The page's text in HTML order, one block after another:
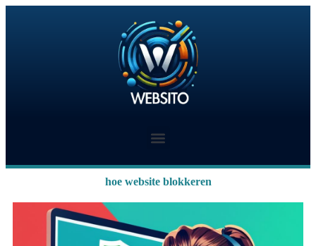
hoe website blokkeren